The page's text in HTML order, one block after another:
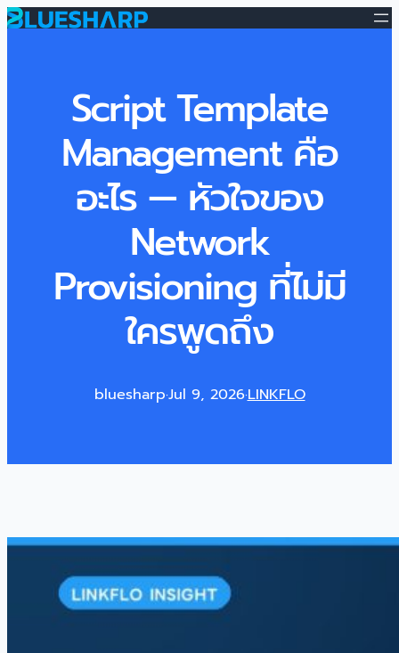
Script Template
Management คือ
อะไร — หัวใจของ
Network
Provisioning ที่ไม่มี
ใครพูดถึง
bluesharp·Jul 9, 2026·LINKFLO